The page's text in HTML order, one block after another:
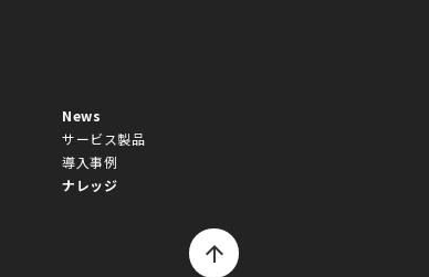
arrow_upward
サービス製品
導入事例
News
ナレッジ